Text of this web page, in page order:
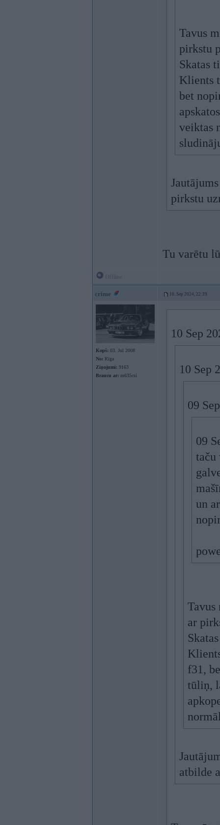
Tavus
pirkstu
Skatas
Klients
bet
veiktas
pirkstu
Tu varētu
crime 10. Sep 2024, 22:39
Kopš: 03. Jul 2008
No: Rīga
Ziņojumi: 9163
Braucu ar: m635csi
10 Sep
10 Sep
09
09
taču
un
Tavus
ar
f31,
tūliņ,
atbilde